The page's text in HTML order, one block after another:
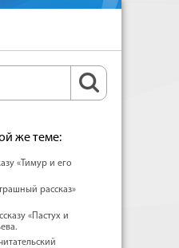
же теме:
«Тимур и его
рассказ»
«Пастух и